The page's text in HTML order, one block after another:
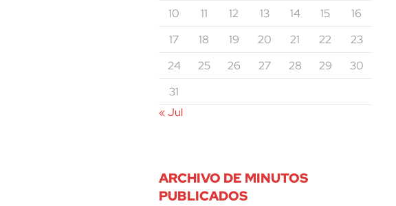
10
11 12 13 14 15
16
17
18 19 20 21 22
23
24
25 26 27 28 29
30
31
« Jul
ARCHIVO DE MINUTOS
PUBLICADOS